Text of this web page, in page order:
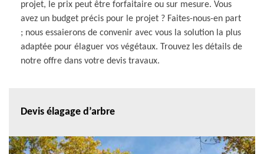
projet, le prix peut être forfaitaire ou sur mesure. Vous
avez un budget précis pour le projet ? Faites-nous-en part
; nous essaierons de convenir avec vous la solution la plus
adaptée pour élaguer vos végétaux. Trouvez les détails de
notre offre dans votre devis travaux.
Devis élagage d’arbre